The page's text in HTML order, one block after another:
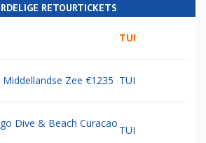
RETOURTICKETS
TUI
Zee €1235 TUI
Dive & Beach Curacao
TUI